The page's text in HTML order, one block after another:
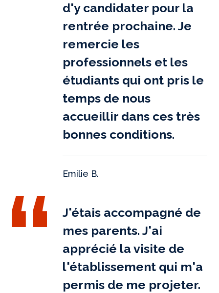
d'y candidater pour la
rentrée prochaine. Je
remercie les
professionnels et les
étudiants qui ont pris le
temps de nous
accueillir dans ces très
bonnes conditions.
Emilie B.
J'étais accompagné de
mes parents. J'ai
apprécié la visite de
l'établissement qui m'a
permis de me projeter.